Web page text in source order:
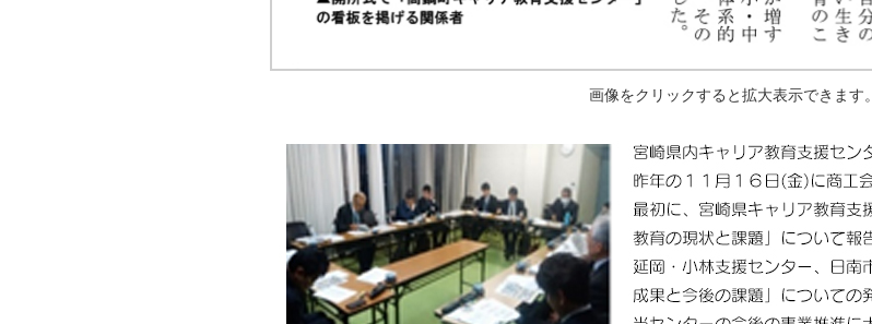
画像をクリックすると拡大表示できます。